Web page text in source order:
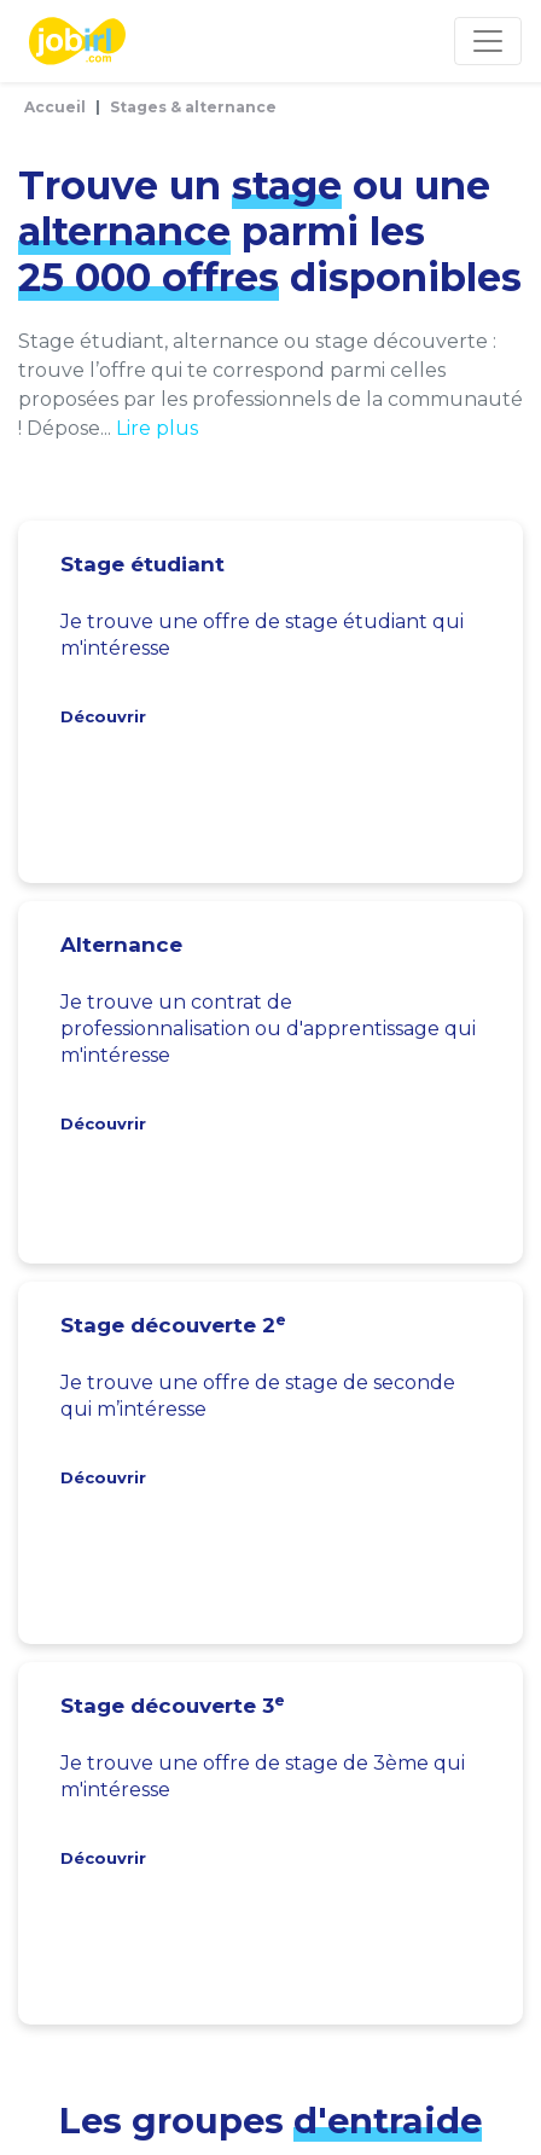
Accueil Stages & alternance
Trouve un stage ou une
alternance parmi les
25 000 offres disponibles
Stage étudiant, alternance ou stage découverte :
trouve l’offre qui te correspond parmi celles
proposées par les professionnels de la communauté
! Dépose... Lire plus
Stage étudiant
Je trouve une offre de stage étudiant qui
m'intéresse
Découvrir
Alternance
Je trouve un contrat de
professionnalisation ou d'apprentissage qui
m'intéresse
Découvrir
Stage découverte 2e
Je trouve une offre de stage de seconde
qui m’intéresse
Découvrir
Stage découverte 3e
Je trouve une offre de stage de 3ème qui
m'intéresse
Découvrir
Les groupes d'entraide
Panneau de gestion des cookies